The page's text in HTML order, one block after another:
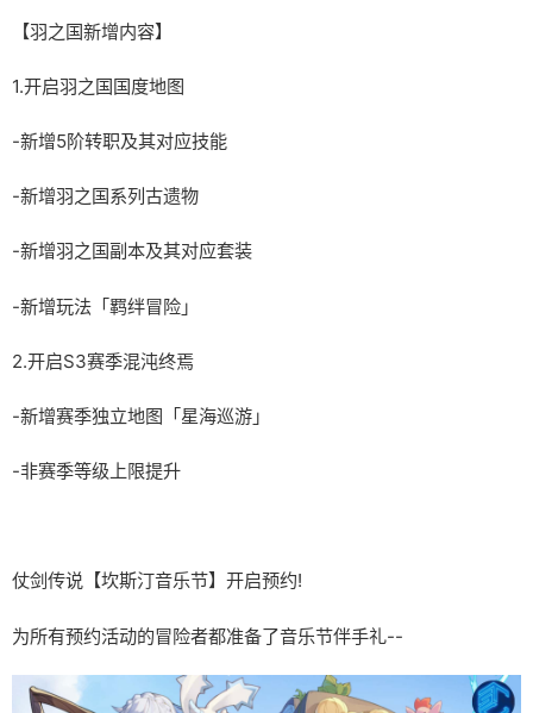
【羽之国新增内容】
1.开启羽之国国度地图
-新增5阶转职及其对应技能
-新增羽之国系列古遗物
-新增羽之国副本及其对应套装
-新增玩法「羁绊冒险」
2.开启S3赛季混沌终焉
-新增赛季独立地图「星海巡游」
-非赛季等级上限提升
仗剑传说【坎斯汀音乐节】开启预约!
为所有预约活动的冒险者都准备了音乐节伴手礼--